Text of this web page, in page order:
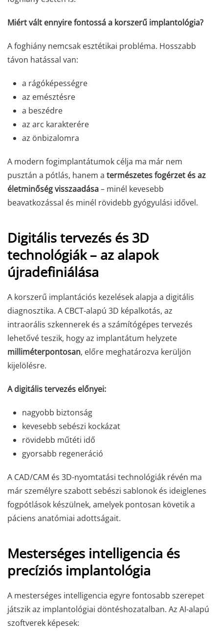
Miért vált ennyire fontossá a korszerű implantológia?
A foghiány nemcsak esztétikai probléma. Hosszabb
távon hatással van:
a rágóképességre
az emésztésre
a beszédre
az arc karakterére
az önbizalomra
A modern fogimplantátumok célja ma már nem
pusztán a pótlás, hanem a természetes fogérzet és az
életminőség visszaadása– minél kevesebb
beavatkozással és minél rövidebb gyógyulási idővel.
Digitális tervezés és 3D
technológiák – az alapok
újradefiniálása
A korszerű implantációs kezelések alapja a digitális
diagnosztika. A CBCT-alapú 3D képalkotás, az
intraorális szkennerek és a számítógépes tervezés
lehetővé teszik, hogy az implantátum helyzete
milliméterpontosan, előre meghatározva kerüljön
kijelölésre.
A digitális tervezés előnyei:
nagyobb biztonság
kevesebb sebészi kockázat
rövidebb műtéti idő
gyorsabb regeneráció
A CAD/CAM és 3D-nyomtatási technológiák révén ma
már személyre szabott sebészi sablonok és ideiglenes
fogpótlások készülnek, amelyek pontosan követik a
páciens anatómiai adottságait.
Mesterséges intelligencia és
precíziós implantológia
A mesterséges intelligencia egyre fontosabb szerepet
játszik az implantológiai döntéshozatalban. Az AI-alapú
szoftverek képesek: